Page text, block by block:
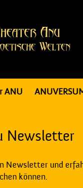
ANU
Newsletter
Newsletter und
können.